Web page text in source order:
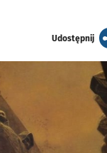
Udostępnij